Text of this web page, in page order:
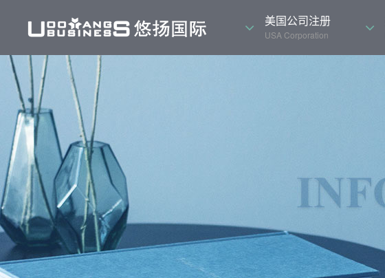
美国公司注册
USA Corporation